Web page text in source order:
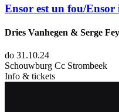
Ensor est un fou/Ensor
Dries Vanhegen & Serge
do 31.10.24
Schouwburg Cc Strombeek
Info & tickets